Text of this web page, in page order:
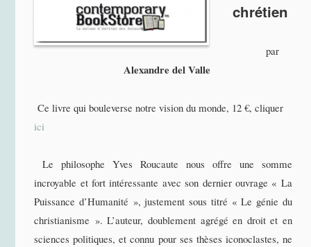
chrétien
par
Alexandre del Valle
Ce livre qui bouleverse notre vision du monde, 12 €, cliquer
ici
Le philosophe Yves Roucaute nous offre une somme
incroyable et fort intéressante avec son dernier ouvrage « La
Puissance d’Humanité », justement sous titré « Le génie du
christianisme ». L’auteur, doublement agrégé en droit et en
sciences politiques, et connu pour ses thèses iconoclastes, ne